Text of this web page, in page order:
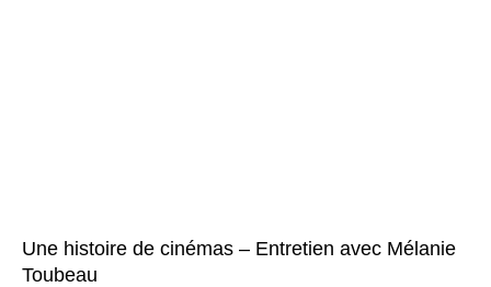
Une histoire de cinémas – Entretien avec Mélanie
Toubeau